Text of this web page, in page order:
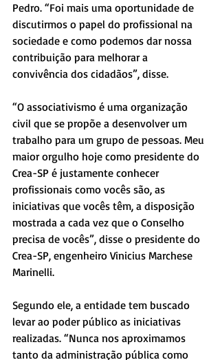
Pedro. “Foi mais uma oportunidade de
discutirmos o papel do profissional na
sociedade e como podemos dar nossa
contribuição para melhorar a
convivência dos cidadãos”, disse.
“O associativismo é uma organização
civil que se propõe a desenvolver um
trabalho para um grupo de pessoas. Meu
maior orgulho hoje como presidente do
Crea-SP é justamente conhecer
profissionais como vocês são, as
iniciativas que vocês têm, a disposição
mostrada a cada vez que o Conselho
precisa de vocês”, disse o presidente do
Crea-SP, engenheiro Vinicius Marchese
Marinelli.
Segundo ele, a entidade tem buscado
levar ao poder público as iniciativas
realizadas. “Nunca nos aproximamos
tanto da administração pública como